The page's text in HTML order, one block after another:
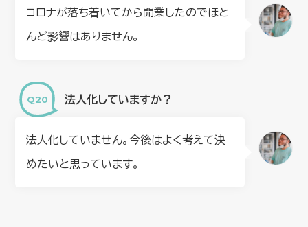
コロナが落ち着いてから開業したのでほと
んど影響はありません。
法人化していますか？
法人化していません。今後はよく考えて決
めたいと思っています。